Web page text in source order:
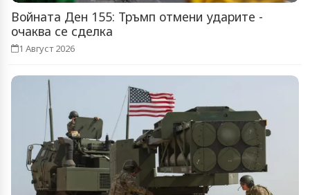
Войната Ден 155: Тръмп отмени ударите -
очаква се сделка
1 Август 2026